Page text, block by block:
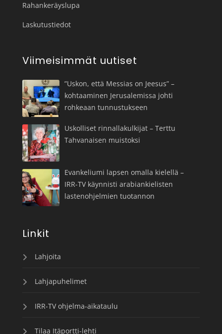
Rahankeräyslupa
Laskutustiedot
Viimeisimmät uutiset
”Uskon, että Messias on Jeesus” –
kohtaaminen Jerusalemissa johti
rohkeaan tunnustukseen
Uskolliset rinnallakulkijat – Terttu
Tahvanaisen muistoksi
Evankeliumi lapsen omalla kielellä –
IRR-TV käynnisti arabiankielisten
lastenohjelmien tuotannon
Linkit
Lahjoita
Lahjapuhelimet
IRR-TV ohjelma-aikataulu
Tilaa Itäportti-lehti